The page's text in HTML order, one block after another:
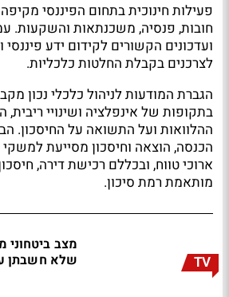
פעילות חינוכית בתחום הפיננסי
חובות, פנסיה, משכנתאות והשקעות.
ועדכונים הקשורים לקידום ידע פיננסי
לצרכנים בקבלת החלטות כלכליות.
הגברת המודעות לניהול כלכלי נכון
בתקופות של אינפלציה ושינויי
ההלוואות ועל התשואה על החיסכון.
הכנסה, הוצאה וחיסכון מסייעת למשקי
ארוכי טווח, ובכללם רכישת דירה,
מותאמת רמת סיכון.
TV
מצב
שלא חשבתן